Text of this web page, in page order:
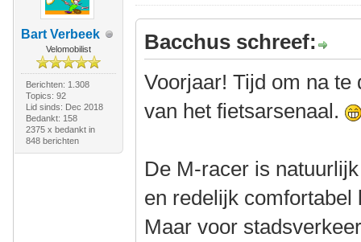
Bart Verbeek
Velomobilist
Berichten: 1.308
Topics: 92
Lid sinds: Dec 2018
Bedankt: 158
2375 x bedankt in
848 berichten
Bacchus schreef:
Voorjaar! Tijd om na te
van het fietsarsenaal.
De M-racer is
en redelijk comfortabel
Maar voor